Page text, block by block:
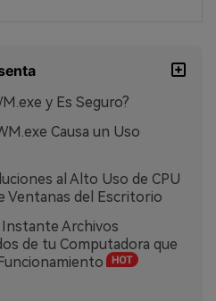
y Es Seguro?
Causa un Uso
al Alto Uso de CPU
Ventanas del Escritorio
Instante Archivos
de tu Computadora que